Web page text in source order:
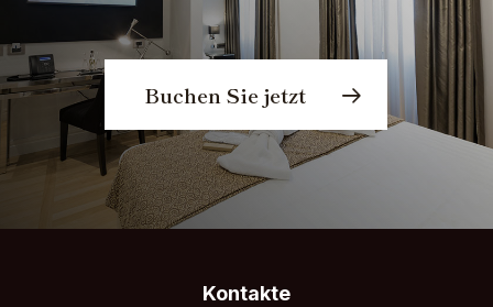
Buchen Sie jetzt
Kontakte